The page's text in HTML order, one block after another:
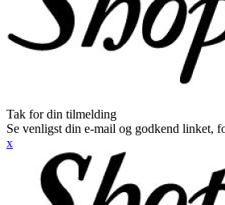
Tak for din tilmelding
Se venligst din e-mail og godkend linket,
x